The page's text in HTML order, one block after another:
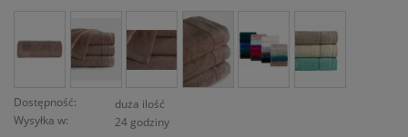
Dostępność:
duża ilość
Wysyłka w:
24 godziny